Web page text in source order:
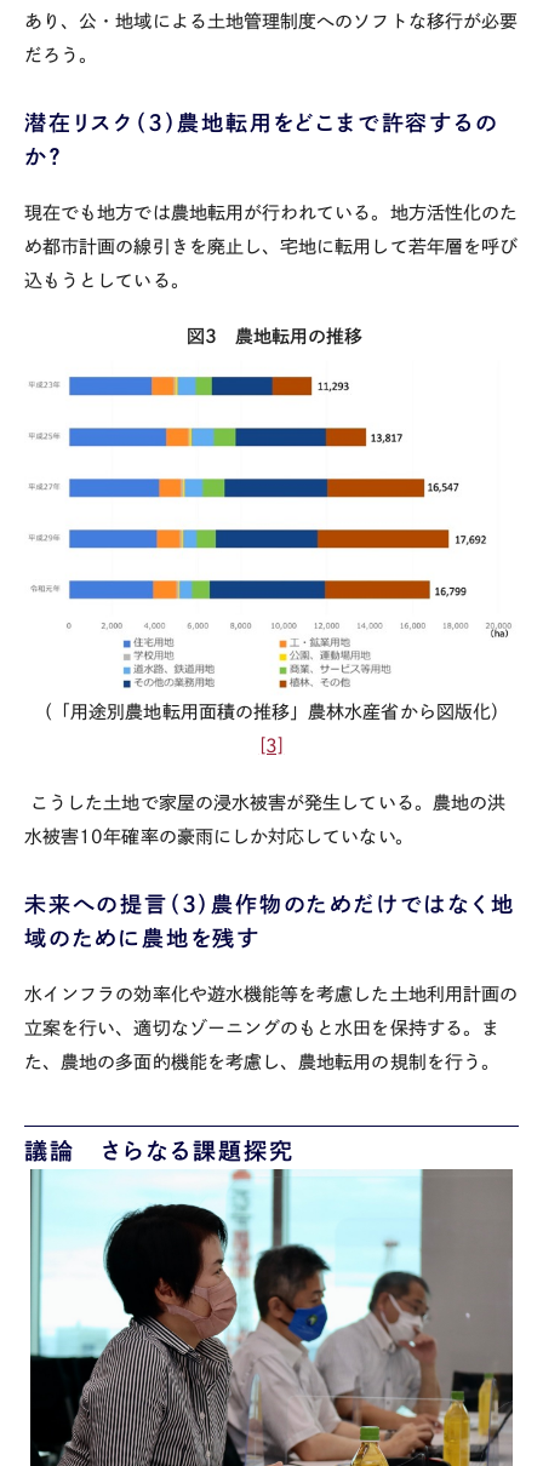
あり、公・地域による土地管理制度へのソフトな移行が必要
だろう。
潜在リスク（３）農地転用をどこまで許容するの
か？
現在でも地方では農地転用が行われている。地方活性化のた
め都市計画の線引きを廃止し、宅地に転用して若年層を呼び
込もうとしている。
図 3 農地転用の推移
（「用途別農地転用面積の推移」農林水産省から図版化）
[3]
こうした土地で家屋の浸水被害が発生している。農地の洪
水被害10年確率の豪雨にしか対応していない。
未来への提言（３）農作物のためだけではなく地
域のために農地を残す
水インフラの効率化や遊水機能等を考慮した土地利用計画の
立案を行い、適切なゾーニングのもと水田を保持する。ま
た、農地の多面的機能を考慮し、農地転用の規制を行う。
議論 さらなる課題探究